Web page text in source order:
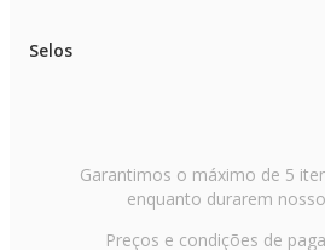
Selos
Garantimos o máximo de 5
enquanto durarem
Preços e condições de